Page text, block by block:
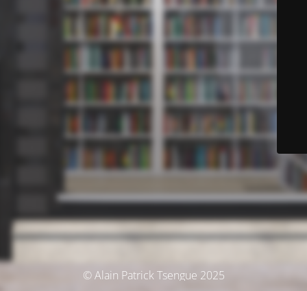
© Alain Patrick Tsengue 2025